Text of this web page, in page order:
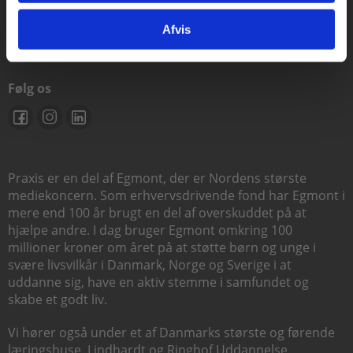
Afvis
Følg os
Praxis er en del af Egmont, der er Nordens største
mediekoncern. Som erhvervsdrivende fond har Egmont i
mere end 100 år brugt en del af overskuddet på at
hjælpe andre. I dag bruger Egmont omkring 100
millioner kroner om året på at støtte børn og unge i
svære livsvilkår i Danmark, Norge og Sverige i at
uddanne sig, have en aktiv stemme i samfundet og
skabe et godt liv.
Vi hører også under et af Danmarks største og førende